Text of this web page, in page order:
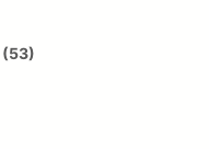
(53)